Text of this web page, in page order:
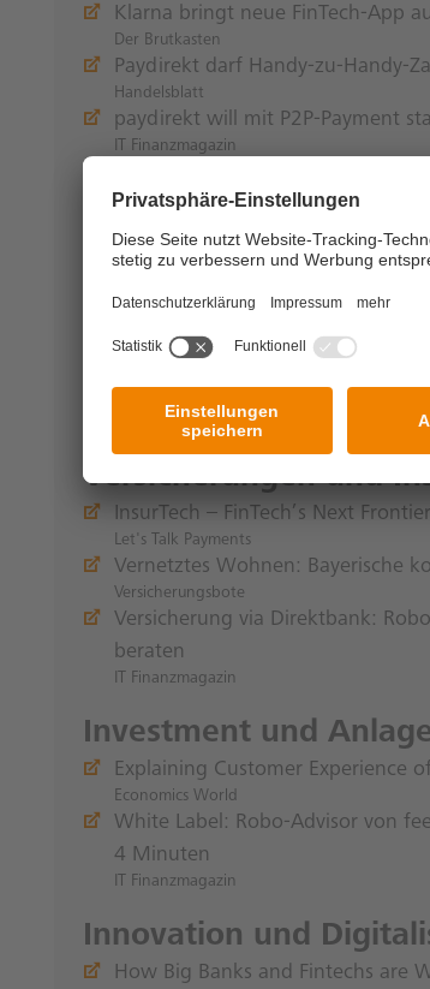
Klarna bringt neue FinTech-App
Der Brutkasten
Paydirekt darf Handy-zu-Handy-
Handelsblatt
paydirekt will mit P2P-Payment
IT Finanzmagazin
Sepa for Corporates
Payments Cards and Mobile
Finanzierung,
P2P financing platform posts
Startup Crowdinvesting: Wie
Crowdfunding.de
Versicherungen und
InsurTech – FinTech’s Next
Let's Talk Payments
Vernetztes Wohnen: Bayerische
Versicherungsbote
Versicherung via Direktbank:
beraten
IT Finanzmagazin
Investment und
Explaining Customer Experience
Economics World
White Label: Robo-Advisor von
4 Minuten
IT Finanzmagazin
Innovation und
How Big Banks and Fintechs are